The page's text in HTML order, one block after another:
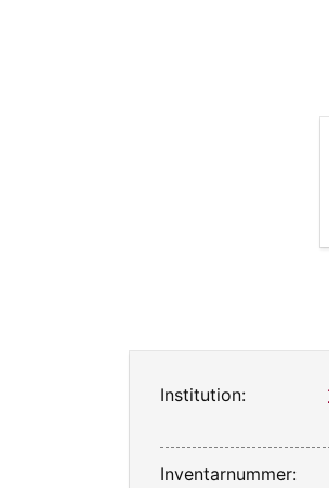
Institution:
Inventarnummer: